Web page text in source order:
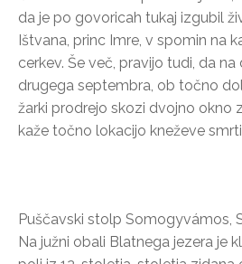
da je po govoricah tukaj izgubil
Ištvana, princ Imre, v spomin na
cerkev. Še več, pravijo tudi, da
drugega septembra, ob točno
žarki prodrejo skozi dvojno okno
kaže točno lokacijo kneževe
Puščavski stolp Somogyvámos,
Na južni obali Blatnega jezera je